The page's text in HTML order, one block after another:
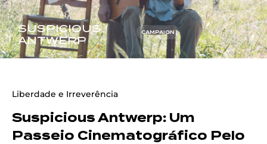
SUSPICIOUS
ANTWERP
CAMPAIGN
Liberdade e Irreverência
Suspicious Antwerp: Um
Passeio Cinematográfico Pelo